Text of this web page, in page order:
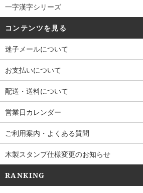
一字漢字シリーズ
コンテンツを見る
迷子メールについて
お支払いについて
配送・送料について
営業日カレンダー
ご利用案内・よくある質問
木製スタンプ仕様変更のお知らせ
RANKING